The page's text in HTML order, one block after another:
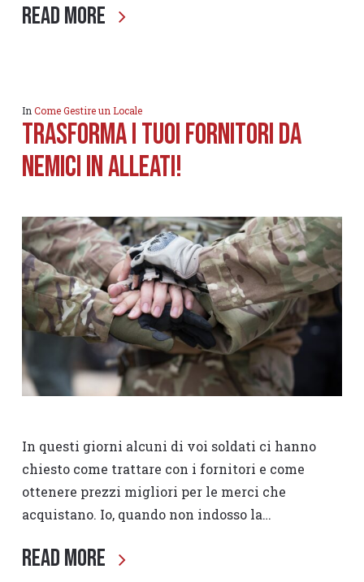
Read More
In Come Gestire un Locale
Trasforma i tuoi fornitori da
nemici in alleati!
In questi giorni alcuni di voi soldati ci hanno
chiesto come trattare con i fornitori e come
ottenere prezzi migliori per le merci che
acquistano. Io, quando non indosso la…
Read More